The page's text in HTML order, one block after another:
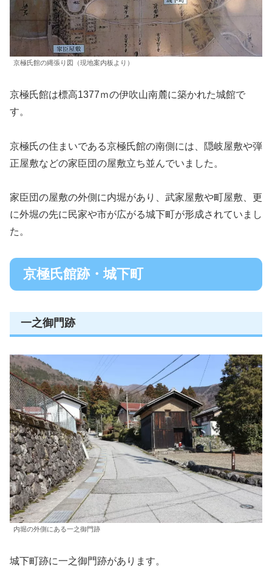
京極氏館の縄張り図（現地案内板より）
京極氏館は標高1377ｍの伊吹山南麓に築かれた城館で
す。
京極氏の住まいである京極氏館の南側には、隠岐屋敷や弾
正屋敷などの家臣団の屋敷立ち並んでいました。
家臣団の屋敷の外側に内堀があり、武家屋敷や町屋敷、更
に外堀の先に民家や市が広がる城下町が形成されていまし
た。
京極氏館跡・城下町
一之御門跡
内堀の外側にある一之御門跡
城下町跡に一之御門跡があります。